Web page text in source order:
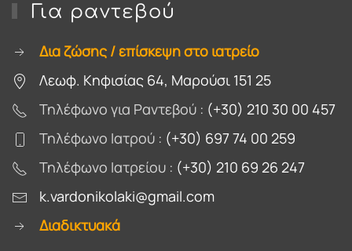
Για ραντεβού
Δια ζώσης / επίσκεψη στο ιατρείο
Λεωφ. Κηφισίας 64, Μαρούσι 151 25
Τηλέφωνο για Ραντεβού : (+30) 210 30 00 457
Τηλέφωνο Ιατρού : (+30) 697 74 00 259
Τηλέφωνο Ιατρείου : (+30) 210 69 26 247
k.vardonikolaki@gmail.com
Διαδικτυακά